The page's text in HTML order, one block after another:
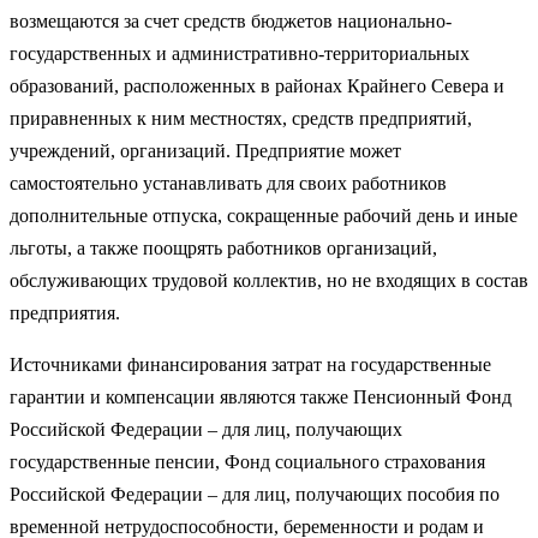
возмещаются за счет средств бюджетов национально-
государственных и административно-территориальных
образований, расположенных в районах Крайнего Севера и
приравненных к ним местностях, средств предприятий,
учреждений, организаций. Предприятие может
самостоятельно устанавливать для своих работников
дополнительные отпуска, сокращенные рабочий день и иные
льготы, а также поощрять работников организаций,
обслуживающих трудовой коллектив, но не входящих в состав
предприятия.
Источниками финансирования затрат на государственные
гарантии и компенсации являются также Пенсионный Фонд
Российской Федерации – для лиц, получающих
государственные пенсии, Фонд социального страхования
Российской Федерации – для лиц, получающих пособия по
временной нетрудоспособности, беременности и родам и